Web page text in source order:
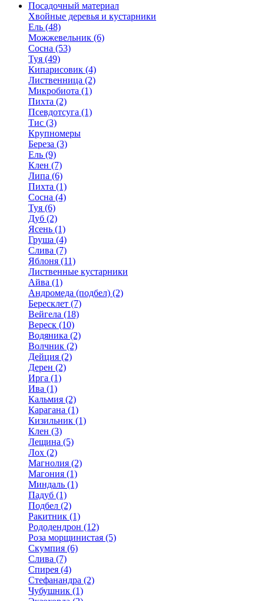
Посадочный материал
Хвойные деревья и кустарники
Ель (48)
Можжевельник (6)
Сосна (53)
Туя (49)
Кипарисовик (4)
Лиственница (2)
Микробиота (1)
Пихта (2)
Псевдотсуга (1)
Тис (3)
Крупномеры
Береза (3)
Ель (9)
Клен (7)
Липа (6)
Пихта (1)
Сосна (4)
Туя (6)
Дуб (2)
Ясень (1)
Груша (4)
Слива (7)
Яблоня (11)
Лиственные кустарники
Айва (1)
Андромеда (подбел) (2)
Бересклет (7)
Вейгела (18)
Вереск (10)
Водяника (2)
Волчник (2)
Дейция (2)
Дерен (2)
Ирга (1)
Ива (1)
Кальмия (2)
Карагана (1)
Кизильник (1)
Клен (3)
Лещина (5)
Лох (2)
Магнолия (2)
Магония (1)
Миндаль (1)
Падуб (1)
Подбел (2)
Ракитник (1)
Рододендрон (12)
Роза морщинистая (5)
Скумпия (6)
Слива (7)
Спирея (4)
Стефанандра (2)
Чубушник (1)